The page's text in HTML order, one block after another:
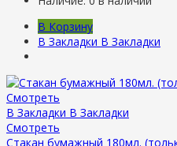
В Корзину
В Закладки В Закладки
Смотреть
В Закладки В Закладки
Смотреть
Стакан бумажный 180мл.